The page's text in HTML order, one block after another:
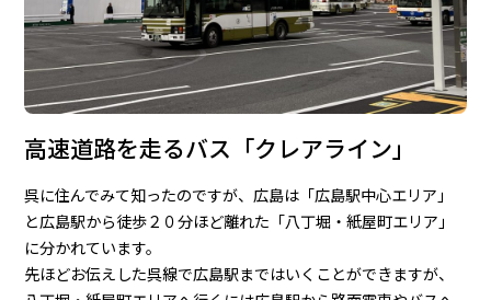
高速道路を走るバス「クレアライン」
呉に住んでみて知ったのですが、広島は「広島駅中心エリア」
と広島駅から徒歩２０分ほど離れた「八丁堀・紙屋町エリア」
に分かれています。
先ほどお伝えした呉線で広島駅まではいくことができますが、